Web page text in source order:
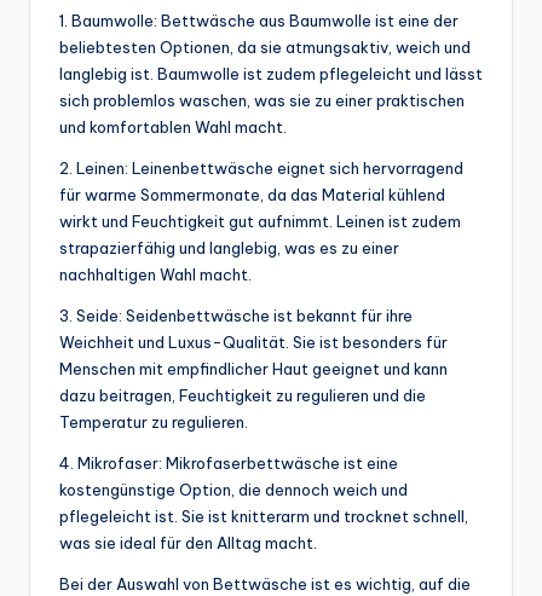
1. Baumwolle: Bettwäsche aus Baumwolle ist eine der
beliebtesten Optionen, da sie atmungsaktiv, weich und
langlebig ist. Baumwolle ist zudem pflegeleicht und lässt
sich problemlos waschen, was sie zu einer praktischen
und komfortablen Wahl macht.
2. Leinen: Leinenbettwäsche eignet sich hervorragend
für warme Sommermonate, da das Material kühlend
wirkt und Feuchtigkeit gut aufnimmt. Leinen ist zudem
strapazierfähig und langlebig, was es zu einer
nachhaltigen Wahl macht.
3. Seide: Seidenbettwäsche ist bekannt für ihre
Weichheit und Luxus-Qualität. Sie ist besonders für
Menschen mit empfindlicher Haut geeignet und kann
dazu beitragen, Feuchtigkeit zu regulieren und die
Temperatur zu regulieren.
4. Mikrofaser: Mikrofaserbettwäsche ist eine
kostengünstige Option, die dennoch weich und
pflegeleicht ist. Sie ist knitterarm und trocknet schnell,
was sie ideal für den Alltag macht.
Bei der Auswahl von Bettwäsche ist es wichtig, auf die